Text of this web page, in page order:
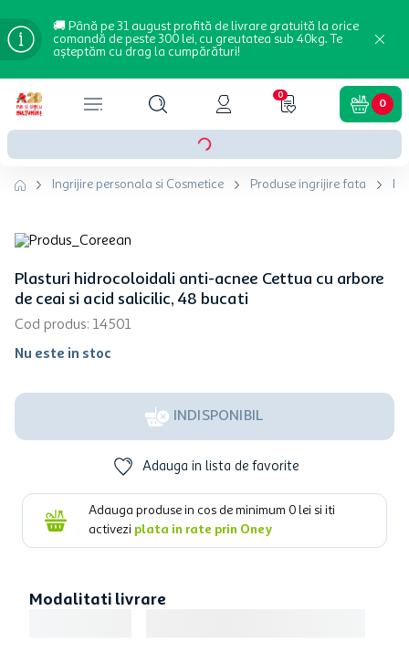
🚚 Până pe 31 august profită de livrare gratuită la orice
comandă de peste 300 lei, cu greutatea sub 40kg. Te
așteptăm cu drag la cumpărături!
0
0
Ingrijire personala si Cosmetice Produse ingrijire fata
Plasturi hidrocoloidali anti-acnee Cettua cu arbore
de ceai si acid salicilic, 48 bucati
Cod produs: 14501
Nu este in stoc
INDISPONIBIL
Adauga in lista de favorite
Adauga produse in cos de minimum 0 lei si iti
activezi plata in rate prin Oney
Modalitati livrare